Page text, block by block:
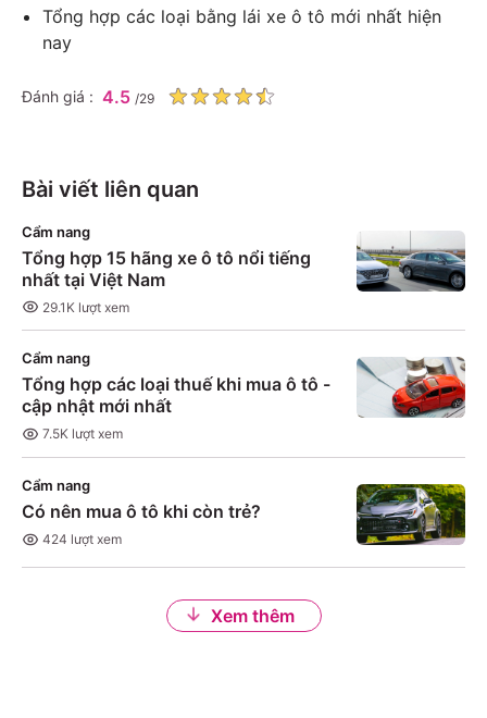
Tổng hợp các loại bằng lái xe ô tô mới nhất hiện
nay
Đánh giá : 4.5 /29
Bài viết liên quan
Cẩm nang
Tổng hợp 15 hãng xe ô tô nổi tiếng
nhất tại Việt Nam
29.1K lượt xem
Cẩm nang
Tổng hợp các loại thuế khi mua ô tô -
cập nhật mới nhất
7.5K lượt xem
Cẩm nang
Có nên mua ô tô khi còn trẻ?
424 lượt xem
Xem thêm